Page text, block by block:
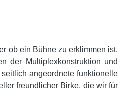
ob ein Bühne zu erklimmen ist,
der Multiplexkonstruktion und
angeordnete funktionelle
freundlicher Birke, die wir für